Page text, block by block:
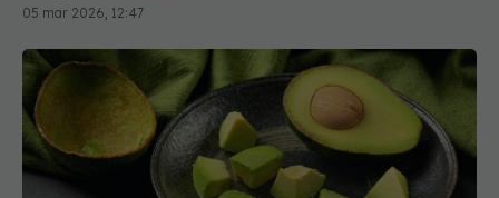
05 mar 2026, 12:47